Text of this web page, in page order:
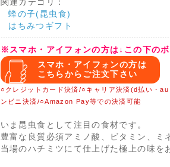
関連カテゴリ：
蜂の子(昆虫食)
はちみつギフト
※スマホ・アイフォンの方は↓この下の
スマホ・アイフォンの方は
こちらからご注文下さい
○クレジットカード決済/○キャリア決済(d払い・
ンビニ決済/○Amazon Pay等での決済可能
いま昆虫食として注目の食材です。
豊富な良質必須アミノ酸、ビタミン、ミ
当場のハチミツにて仕上げた極上の味を